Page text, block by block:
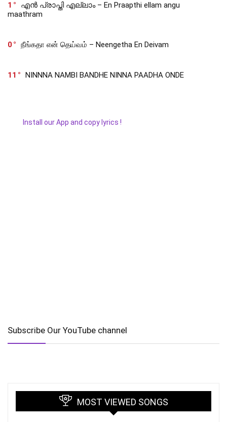
1
എൻ പ്രാപ്തി എല്ലാം – En Praapthi ellam angu
maathram
0 நீங்கதா என் தெய்வம் – Neengetha En Deivam
11 NINNNA NAMBI BANDHE NINNA PAADHA ONDE
Install our App and copy lyrics !
Subscribe Our YouTube channel
MOST VIEWED SONGS